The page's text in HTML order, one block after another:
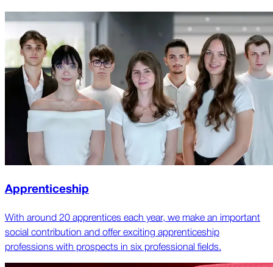
Apprenticeship
With around 20 apprentices each year, we make an important
social contribution and offer exciting apprenticeship
professions with prospects in six professional fields.